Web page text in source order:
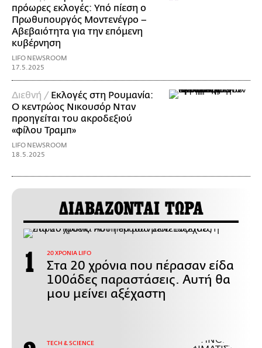
πρόωρες εκλογές: Υπό πίεση ο
Πρωθυπουργός Μοντενέγρο –
Αβεβαιότητα για την επόμενη
κυβέρνηση
LIFO NEWSROOM
17.5.2025
Διεθνή / Εκλογές στη Ρουμανία:
Ο κεντρώος Νικουσόρ Νταν
προηγείται του ακροδεξιού
«φίλου Τραμπ»
LIFO NEWSROOM
18.5.2025
ΔΙΑΒΑΖΟΝΤΑΙ ΤΩΡΑ
20 ΧΡΟΝΙΑ LIFO
Στα 20 χρόνια που πέρασαν είδα
100άδες παραστάσεις. Αυτή θα
μου μείνει αξέχαστη
ΤECH & SCIENCE